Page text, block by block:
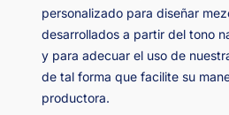
personalizado para diseñar
desarrollados a partir del tono
y para adecuar el uso de
de tal forma que facilite su
productora.